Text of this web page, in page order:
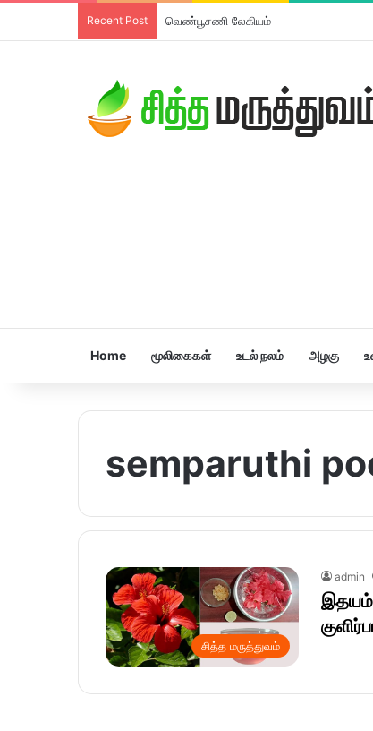
Recent Post வெண்பூசணி லேகியம்
Home மூலிகைகள் உடல் நலம் அழகு
semparuthi
சித்த மருத்துவம்
admin